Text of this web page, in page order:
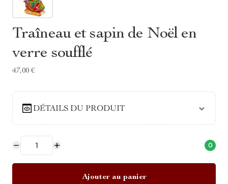
Traîneau et sapin de Noël en
verre soufflé
47,00 €
DÉTAILS DU PRODUIT
0
Ajouter au panier